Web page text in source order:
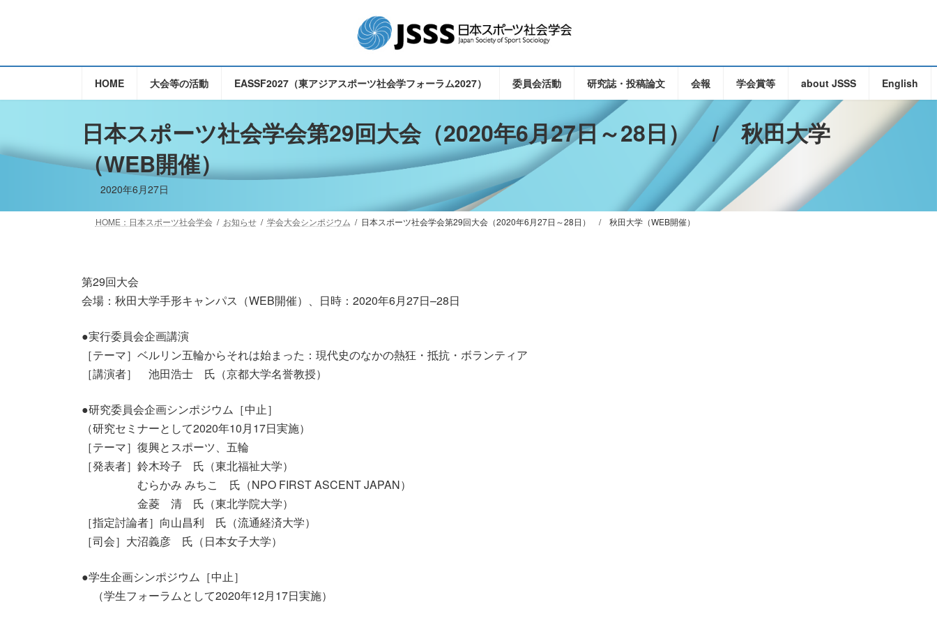
プ
動
HOME 大会等の活動 EASSF2027（東アジアスポーツ社会学フォーラム2027） 委員会活動 研究誌・投稿論文 会報 学会賞等 about JSSS English
日本スポーツ社会学会第29回大会（2020年6月27日～28日） / 秋田大学
（WEB開催）
2020年6月27日
HOME：日本スポーツ社会学会 お知らせ 学会大会シンポジウム 日本スポーツ社会学会第29回大会（2020年6月27日～28日） / 秋田大学（WEB開催）
第29回大会
会場：秋田大学手形キャンパス（WEB開催）、日時：2020年6月27日–28日
●実行委員会企画講演
［テーマ］ベルリン五輪からそれは始まった：現代史のなかの熱狂・抵抗・ボランティア
［講演者］ 池田浩士 氏（京都大学名誉教授）
●研究委員会企画シンポジウム［中止］
（研究セミナーとして2020年10月17日実施）
［テーマ］復興とスポーツ、五輪
［発表者］鈴木玲子 氏（東北福祉大学）
むらかみ みちこ 氏（NPO FIRST ASCENT JAPAN）
金菱 清 氏（東北学院大学）
［指定討論者］向山昌利 氏（流通経済大学）
［司会］大沼義彦 氏（日本女子大学）
●学生企画シンポジウム［中止］
（学生フォーラムとして2020年12月17日実施）